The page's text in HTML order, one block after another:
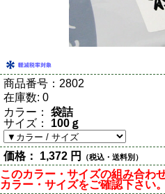
商品番号： 2802
在庫数: 0
カラー：
袋詰
サイズ：
100ｇ
価格： 1,372 円 （税込・送料別）
このカラー・サイズの組み合わ
カラー・サイズをご確認下さい。